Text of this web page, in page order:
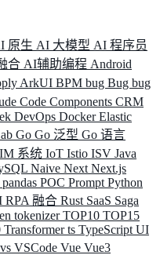
原生 AI 大模型 AI 程序员
合 AI辅助编程 Android
ArkUI BPM bug Bug bug
Code Components CRM
DevOps DockerElastic
Go Go 泛型 Go 语言
IM 系统 IoT Istio ISV Java
Naive Next Next.js
pandas POC Prompt Python
RPA 融合 Rust SaaS Saga
tokenizerTOP10 TOP15
Transformerts TypeScript UI
vs VSCode Vue Vue3